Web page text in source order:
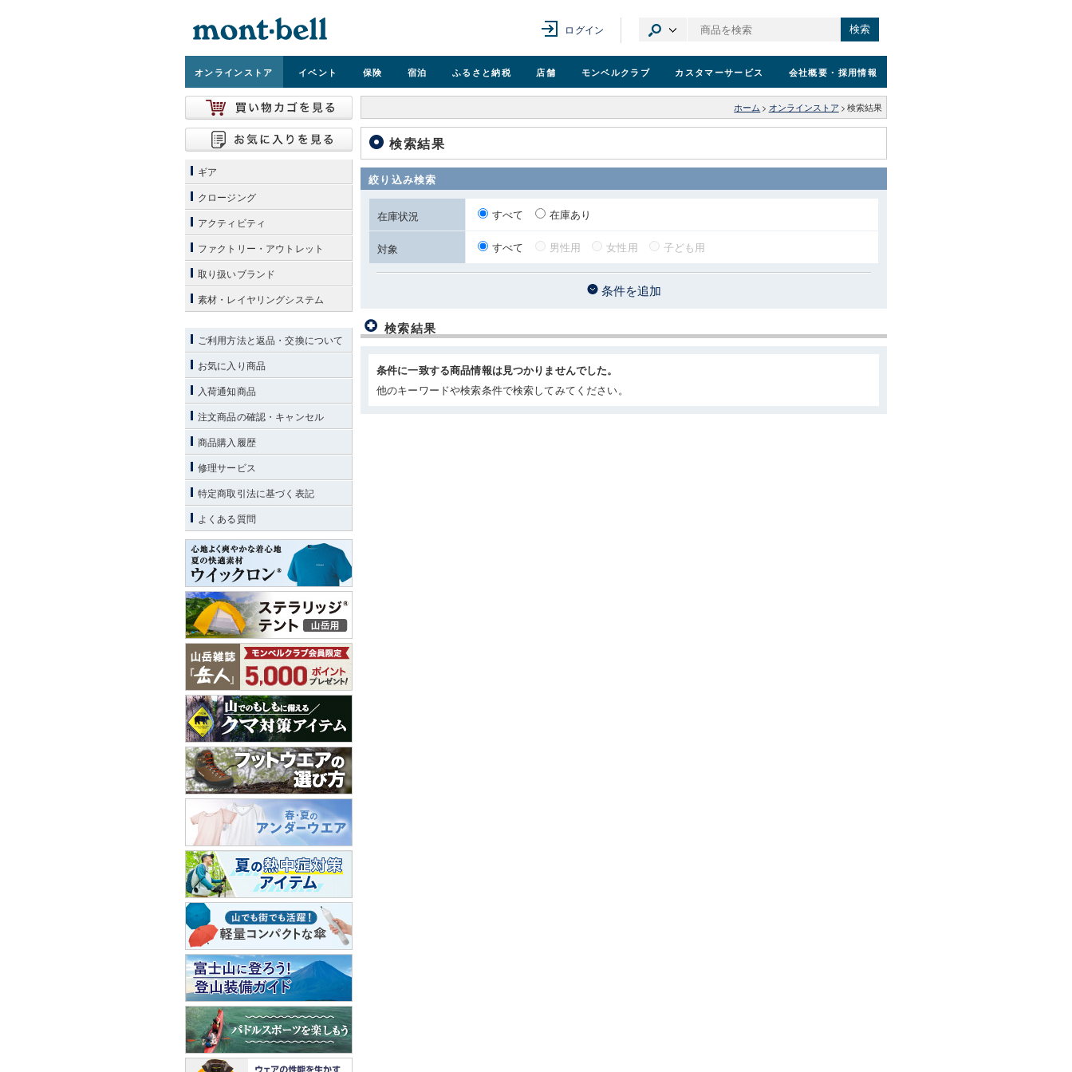
ログイン 検索
オンラインストア イベント 保険 宿泊 ふるさと納税 店舗 モンベルクラブ カスタマーサービス 会社概要 ・採用情報
ホーム > オンラインストア > 検索結果
検索結果
絞り込み検索
在庫状況 すべて 在庫あり
対象 すべて 男性用 女性用 子ども用
条件を追加
検索結果
条件に一致する商品情報は見つかりませんでした。
他のキーワードや検索条件で検索してみてください。
ギア
クロージング
アクティビティ
ファクトリー・アウトレット
取り扱いブランド
素材・レイヤリングシステム
ご利用方法と返品・交換について
お気に入り商品
入荷通知商品
注文商品の確認・キャンセル
商品購入履歴
修理サービス
特定商取引法に基づく表記
よくある質問